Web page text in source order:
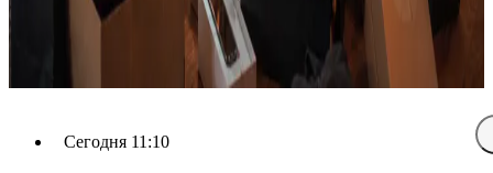
Сегодня 11:10